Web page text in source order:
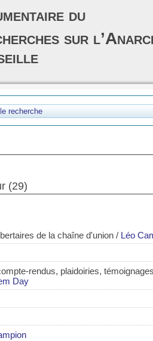
recherche
(29)
de la chaîne d'union / Léo
rendus, plaidoiries,
Day
du
sur